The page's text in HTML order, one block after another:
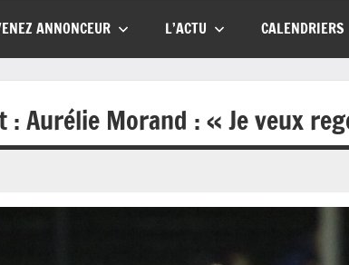
ANNONCEUR L’ACTU CALENDRIERS
: Aurélie Morand : « Je veux